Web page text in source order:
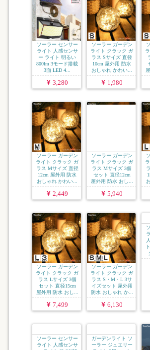
ソーラー センサー
ライト 人感センサ
ー ライト 明るい
800lm 3モード搭載
3面 LED 4...
3,280
ソーラー ガーデン
ライト クラック ガ
ラス Sサイズ 直径
10cm 屋外用 防水
おしゃれ かわい...
1,980
ソーラー ガーデン
ライト クラック ガ
ラス Mサイズ 直径
12cm 屋外用 防水
おしゃれ かわい...
2,449
ソーラー ガーデン
ライト クラック ガ
ラス Mサイズ 3個
セット 直径12cm
屋外用 防水 おし...
5,940
ソーラー ガーデン
ライト クラック ガ
ラス Lサイズ 3個
セット 直径15cm
屋外用 防水 おし...
7,499
ソーラー ガーデン
ライト クラック ガ
ラス S・M・L 3サ
イズセット 屋外用
防水 おしゃれ か...
6,130